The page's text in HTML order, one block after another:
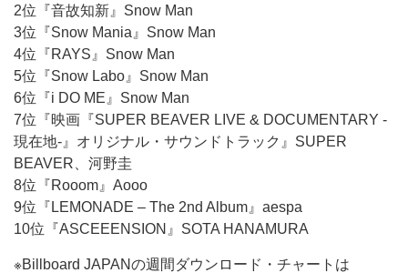
2位『音故知新』Snow Man
3位『Snow Mania』Snow Man
4位『RAYS』Snow Man
5位『Snow Labo』Snow Man
6位『i DO ME』Snow Man
7位『映画『SUPER BEAVER LIVE & DOCUMENTARY -
現在地-』オリジナル・サウンドトラック』SUPER
BEAVER、河野圭
8位『Rooom』Aooo
9位『LEMONADE – The 2nd Album』aespa
10位『ASCEEENSION』SOTA HANAMURA
※Billboard JAPANの週間ダウンロード・チャートは